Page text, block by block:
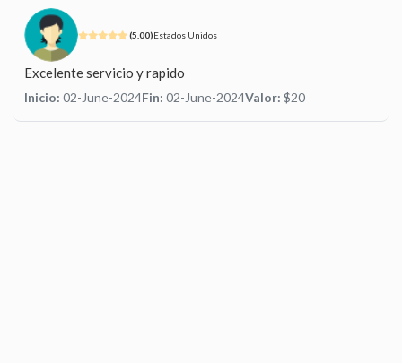
(5.00)Estados Unidos
Excelente servicio y rapido
Inicio: 02-June-2024Fin: 02-June-2024Valor: $20